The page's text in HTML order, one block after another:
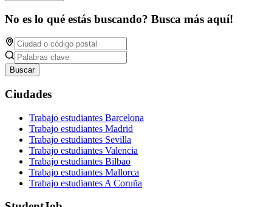
No es lo qué estás buscando? Busca más aquí!
Buscar
Ciudades
Trabajo estudiantes Barcelona
Trabajo estudiantes Madrid
Trabajo estudiantes Sevilla
Trabajo estudiantes Valencia
Trabajo estudiantes Bilbao
Trabajo estudiantes Mallorca
Trabajo estudiantes A Coruña